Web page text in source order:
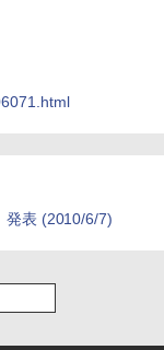
発表 (2010/6/7)